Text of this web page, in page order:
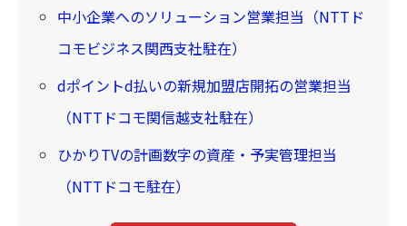
中小企業へのソリューション営業担当（NTTド
コモビジネス関西支社駐在）
dポイントd払いの新規加盟店開拓の営業担当
（NTTドコモ関信越支社駐在）
ひかりTVの計画数字の資産・予実管理担当
（NTTドコモ駐在）